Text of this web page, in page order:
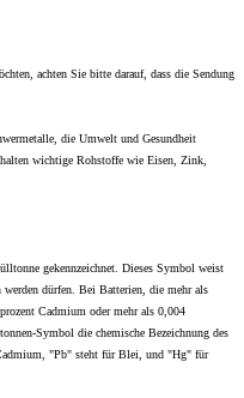
achten Sie bitte darauf, dass die Sendung
die Umwelt und Gesundheit
wichtige Rohstoffe wie Eisen, Zink,
gekennzeichnet. Dieses Symbol weist
dürfen. Bei Batterien, die mehr als
Cadmium oder mehr als 0,004
Symbol die chemische Bezeichnung des
"Pb" steht für Blei, und "Hg" für